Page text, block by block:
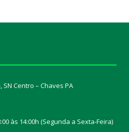
Centro – Chaves PA
às 14:00h (Segunda a Sexta-Feira)